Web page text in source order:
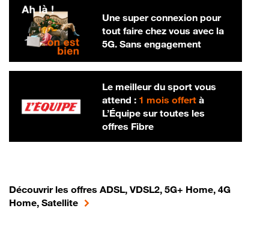
Une super connexion pour
tout faire chez vous avec la
5G. Sans engagement
Le meilleur du sport vous
attend : 1 mois offertà
L’Équipe sur toutes les
offres Fibre
Découvrir les offres ADSL, VDSL2, 5G+ Home, 4G
Home, Satellite